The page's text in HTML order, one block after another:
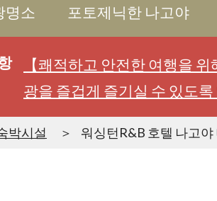
명소 포토제닉한 나고야
【쾌적하고 안전한 여행을
광을 즐겁게 즐기실 수 있도
박시설 워싱턴R&B 호텔 나고야